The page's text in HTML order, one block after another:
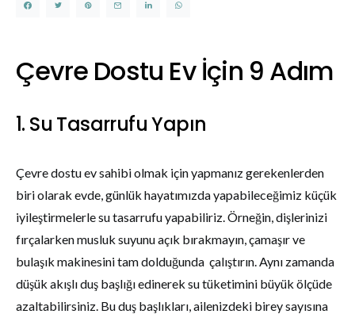
Çevre Dostu Ev İçin 9 Adım
1. Su Tasarrufu Yapın
Çevre dostu ev sahibi olmak için yapmanız gerekenlerden
biri olarak evde, günlük hayatımızda yapabileceğimiz küçük
iyileştirmelerle su tasarrufu yapabiliriz. Örneğin, dişlerinizi
fırçalarken musluk suyunu açık bırakmayın, çamaşır ve
bulaşık makinesini tam dolduğunda çalıştırın. Aynı zamanda
düşük akışlı duş başlığı edinerek su tüketimini büyük ölçüde
azaltabilirsiniz. Bu duş başlıkları, ailenizdeki birey sayısına